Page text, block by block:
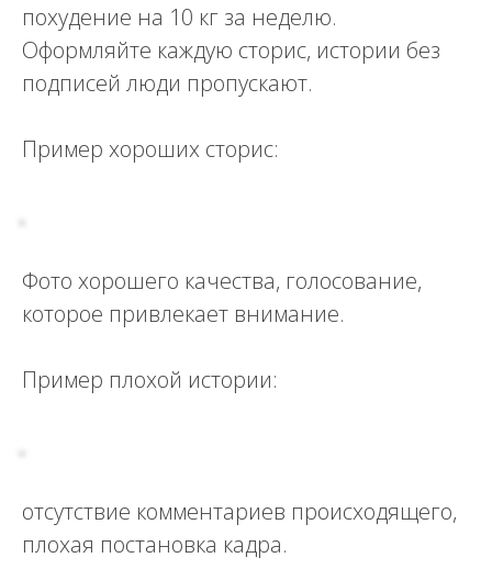
похудение на 10 кг за неделю.
Оформляйте каждую сторис, истории без
подписей люди пропускают.
Пример хороших сторис:
Фото хорошего качества, голосование,
которое привлекает внимание.
Пример плохой истории:
отсутствие комментариев происходящего,
плохая постановка кадра.